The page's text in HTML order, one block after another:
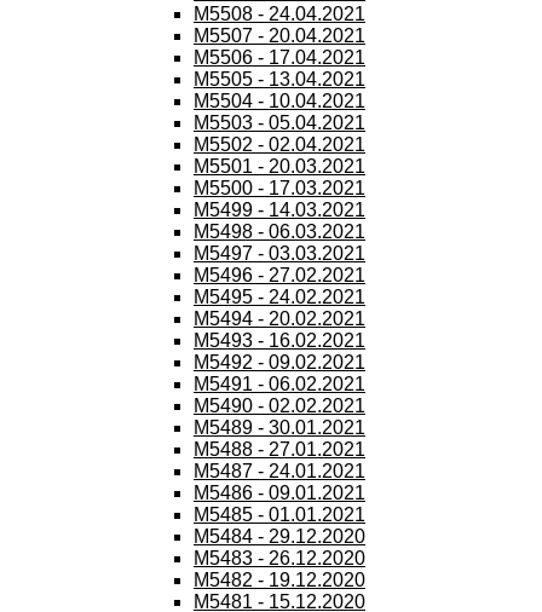
M5508 - 24.04.2021
M5507 - 20.04.2021
M5506 - 17.04.2021
M5505 - 13.04.2021
M5504 - 10.04.2021
M5503 - 05.04.2021
M5502 - 02.04.2021
M5501 - 20.03.2021
M5500 - 17.03.2021
M5499 - 14.03.2021
M5498 - 06.03.2021
M5497 - 03.03.2021
M5496 - 27.02.2021
M5495 - 24.02.2021
M5494 - 20.02.2021
M5493 - 16.02.2021
M5492 - 09.02.2021
M5491 - 06.02.2021
M5490 - 02.02.2021
M5489 - 30.01.2021
M5488 - 27.01.2021
M5487 - 24.01.2021
M5486 - 09.01.2021
M5485 - 01.01.2021
M5484 - 29.12.2020
M5483 - 26.12.2020
M5482 - 19.12.2020
M5481 - 15.12.2020